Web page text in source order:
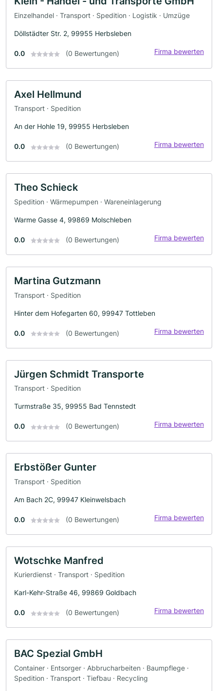
Einzelhandel · Transport · Spedition · Logistik · Umzüge
Döllstädter Str. 2, 99955 Herbsleben
0.0 (0 Bewertungen) Firma bewerten
Axel Hellmund
Transport · Spedition
An der Hohle 19, 99955 Herbsleben
0.0 (0 Bewertungen) Firma bewerten
Theo Schieck
Spedition · Wärmepumpen · Wareneinlagerung
Warme Gasse 4, 99869 Molschleben
0.0 (0 Bewertungen) Firma bewerten
Martina Gutzmann
Transport · Spedition
Hinter dem Hofegarten 60, 99947 Tottleben
0.0 (0 Bewertungen) Firma bewerten
Jürgen Schmidt Transporte
Transport · Spedition
Turmstraße 35, 99955 Bad Tennstedt
0.0 (0 Bewertungen) Firma bewerten
Erbstößer Gunter
Transport · Spedition
Am Bach 2C, 99947 Kleinwelsbach
0.0 (0 Bewertungen) Firma bewerten
Wotschke Manfred
Kurierdienst · Transport · Spedition
Karl-Kehr-Straße 46, 99869 Goldbach
0.0 (0 Bewertungen) Firma bewerten
BAC Spezial GmbH
Container · Entsorger · Abbrucharbeiten · Baumpflege ·
Spedition · Transport · Tiefbau · Recycling